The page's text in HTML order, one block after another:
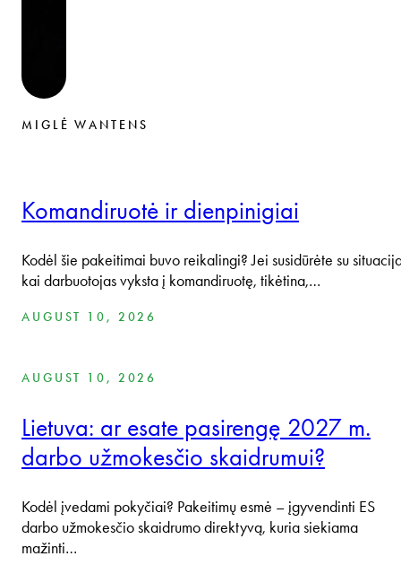
MIGLĖ WANTENS
Komandiruotė ir dienpinigiai
Kodėl šie pakeitimai buvo reikalingi? Jei susidūrėte su
kai darbuotojas vyksta į komandiruotę, tikėtina,…
AUGUST 10, 2026
AUGUST 10, 2026
Lietuva: ar esate pasirengę 2027 m.
darbo užmokesčio skaidrumui?
Kodėl įvedami pokyčiai? Pakeitimų esmė – įgyvendinti ES
darbo užmokesčio skaidrumo direktyvą, kuria siekiama
mažinti…